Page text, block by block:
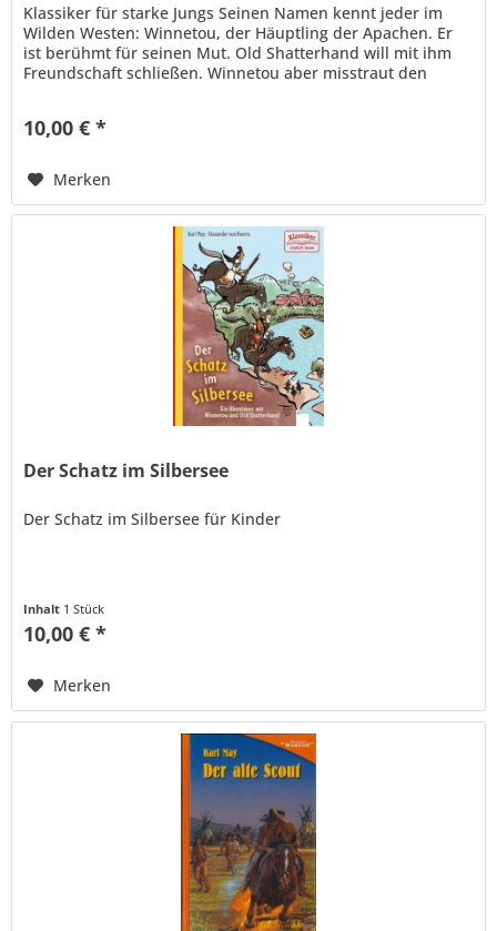
Klassiker für starke Jungs Seinen Namen kennt jeder im
Wilden Westen: Winnetou, der Häuptling der Apachen. Er
ist berühmt für seinen Mut. Old Shatterhand will mit ihm
Freundschaft schließen. Winnetou aber misstraut den
10,00 € *
Merken
Der Schatz im Silbersee
Der Schatz im Silbersee für Kinder
Inhalt 1 Stück
10,00 € *
Merken